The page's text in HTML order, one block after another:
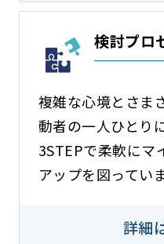
検討プロ
複雑な心境とさま
動者の一人ひとり
3STEPで柔軟にマ
アップを図ってい
詳細